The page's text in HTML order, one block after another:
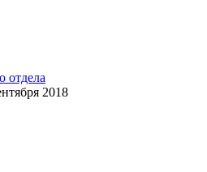
отдела
2018